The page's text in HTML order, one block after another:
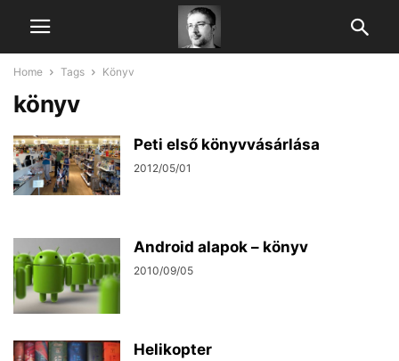
Home Tags Könyv
könyv
Peti első könyvvásárlása
2012/05/01
Android alapok – könyv
2010/09/05
Helikopter